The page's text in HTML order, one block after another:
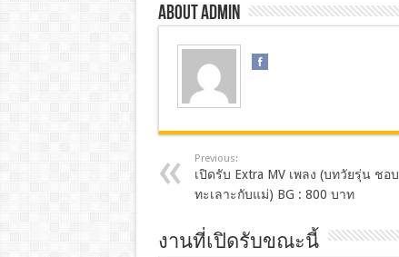
About admin
Previous:
เปิดรับ Extra MV เพลง (บทวัยรุ่น ชอบ
ทะเลาะกับแม่) BG : 800 บาท
งานที่เปิดรับขณะนี้